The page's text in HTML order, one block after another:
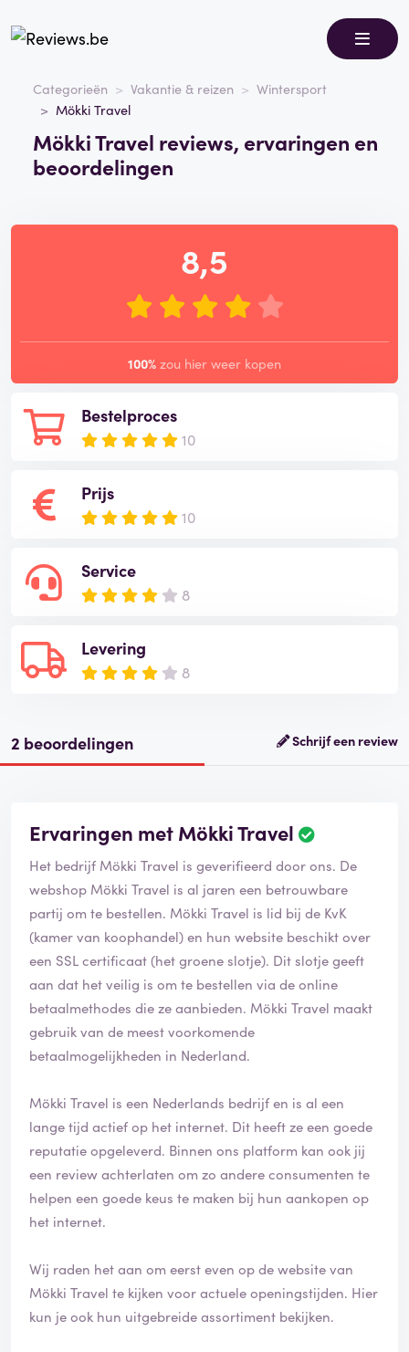
Categorieën Vakantie & reizen
Wintersport
Mökki Travel
Mökki Travel reviews, ervaringen en
beoordelingen
Bestelproces
10
Prijs
10
Service
8
Levering
8
8,5
100% zou hier weer kopen
2 beoordelingen Schrijf een review
Ervaringen met Mökki Travel
Het bedrijf Mökki Travel is geverifieerd door ons. De
webshop Mökki Travel is al jaren een betrouwbare
partij om te bestellen. Mökki Travel is lid bij de KvK
(kamer van koophandel) en hun website beschikt over
een SSL certificaat (het groene slotje). Dit slotje geeft
aan dat het veilig is om te bestellen via de online
betaalmethodes die ze aanbieden. Mökki Travel maakt
gebruik van de meest voorkomende
betaalmogelijkheden in Nederland.
Mökki Travel is een Nederlands bedrijf en is al een
lange tijd actief op het internet. Dit heeft ze een goede
reputatie opgeleverd. Binnen ons platform kan ook jij
een review achterlaten om zo andere consumenten te
helpen een goede keus te maken bij hun aankopen op
het internet.
Wij raden het aan om eerst even op de website van
Mökki Travel te kijken voor actuele openingstijden. Hier
kun je ook hun uitgebreide assortiment bekijken.